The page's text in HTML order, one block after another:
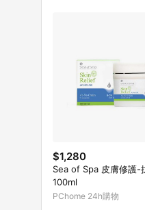
$1,280
Sea of Spa 皮膚修護-
100ml
PChome 24h購物